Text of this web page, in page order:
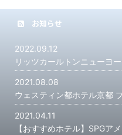
お知らせ
2022.09.12
リッツカールトンニューヨ
2021.08.08
ウェスティン都ホテル京都
2021.04.11
【おすすめホテル】SPGア